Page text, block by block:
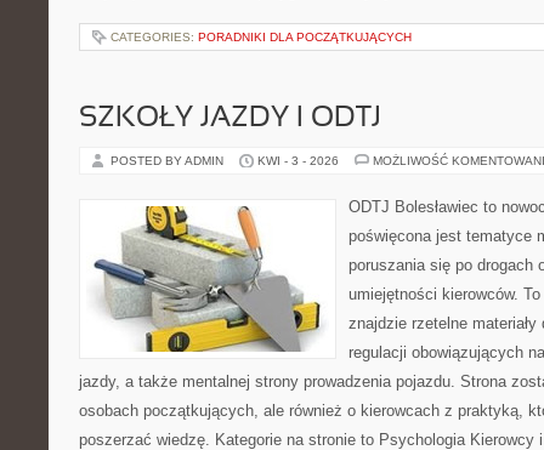
CATEGORIES: PORADNIKI DLA POCZĄTKUJĄCYCH
SZKOŁY JAZDY I ODTJ
POSTED BY ADMIN KWI - 3 - 2026 MOŻLIWOŚĆ
ODTJ Bolesławiec to
poświęcona jest tematyce
poruszania się po drogach
umiejętności kierowców.
znajdzie rzetelne
regulacji obowiązujących
jazdy, a także mentalnej strony prowadzenia pojazdu. Strona
osobach początkujących, ale również o kierowcach z praktyką,
poszerzać wiedzę. Kategorie na stronie to Psychologia